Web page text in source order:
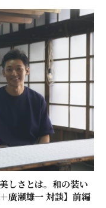
しさとは。和の装い
廣瀬雄一 対談】前編